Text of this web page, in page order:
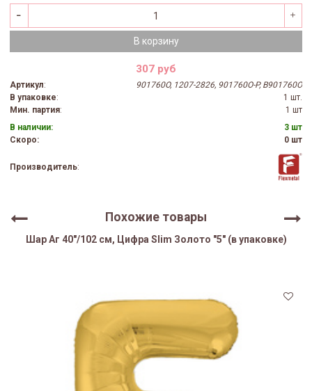
В корзину
307 руб
Артикул:
901760O, 1207-2826, 901760O-P, B901760O
В упаковке:
1 шт.
Мин. партия:
1 шт
В наличии:
3 шт
Скоро:
0 шт
Производитель:
Похожие товары
Шар Аг 40"/102 см, Цифра Slim Золото "5" (в упаковке)